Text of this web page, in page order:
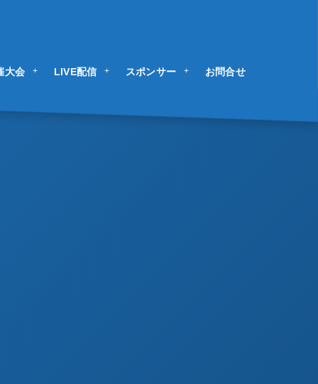
大会 LIVE配信 スポンサー お問合せ